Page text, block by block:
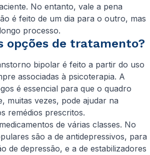
No entanto, vale a pena
é feito de um dia para o outro, mas
processo.
opções de tratamento?
bipolar é feito a partir do uso
associadas à psicoterapia. A
é essencial para que o quadro
muitas vezes, pode ajudar na
remédios prescritos.
de várias classes. No
são a de antidepressivos, para
de depressão, e a de estabilizadores